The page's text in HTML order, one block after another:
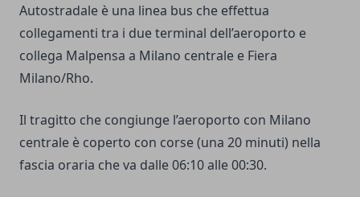
Autostradale è una linea bus che effettua
collegamenti tra i due terminal dell’aeroporto e
collega Malpensa a Milano centrale e Fiera
Milano/Rho.
Il tragitto che congiunge l’aeroporto con Milano
centrale è coperto con corse (una 20 minuti) nella
fascia oraria che va dalle 06:10 alle 00:30.